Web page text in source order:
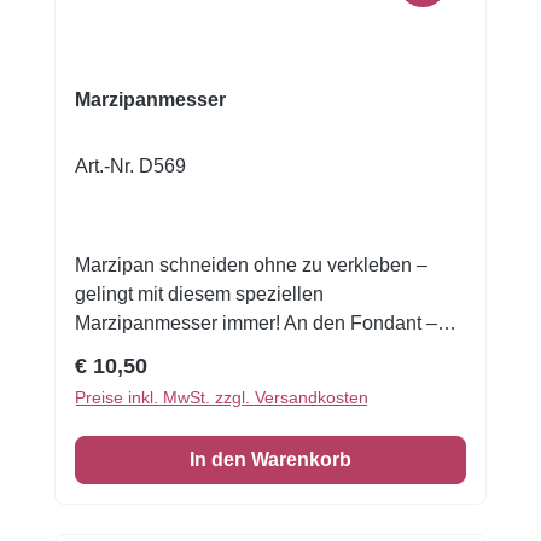
Marzipanmesser
Art.-Nr. D569
Marzipan schneiden ohne zu verkleben –
gelingt mit diesem speziellen
Marzipanmesser immer! An den Fondant –
unverzichtbar beim Modellieren und
Verzieren von Fondant und anderen
Modelliermassen. Jedes hat seine Funktion,
die Sie sicher bald zu schätzen wissen.
Regulärer Preis:
€ 10,50
Preise inkl. MwSt. zzgl. Versandkosten
In den Warenkorb